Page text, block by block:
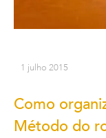
1 julho 2015
Como
Método do